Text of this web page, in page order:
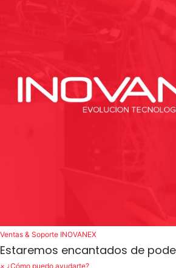
Ventas & Soporte INOVANEX
Estaremos encantados de
× ¿Cómo puedo ayudarte?